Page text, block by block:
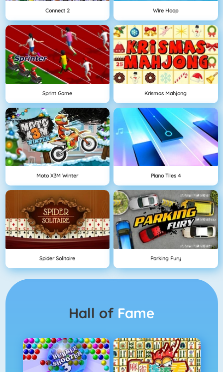
Connect 2 Wire Hoop
Sprint Game Krismas Mahjong
Moto X3M Winter Piano Tiles 4
Spider Solitaire Parking Fury
Hall of Fame